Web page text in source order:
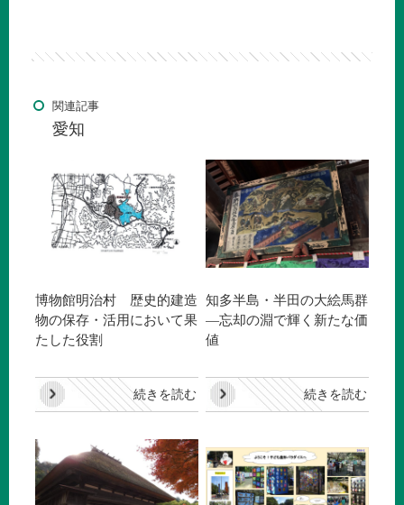
関連記事
愛知
博物館明治村 歴史的建造
物の保存・活用において果
たした役割
続きを読む
知多半島・半田の大絵馬群
―忘却の淵で輝く新たな価
値
続きを読む